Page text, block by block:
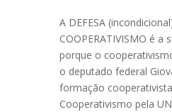
A DEFESA
COOPERATIVISMO é a
porque o
o deputado federal
formação
Cooperativismo pela